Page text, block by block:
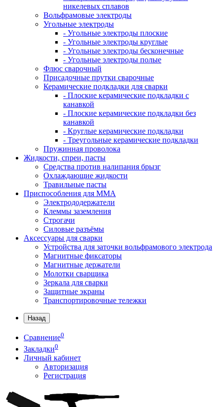
никелевых сплавов
Вольфрамовые электроды
Угольные электроды
- Угольные электроды плоские
- Угольные электроды круглые
- Угольные электроды бесконечные
- Угольные электроды полые
Флюс сварочный
Присадочные прутки сварочные
Керамические подкладки для сварки
- Плоские керамические подкладки с
канавкой
- Плоские керамические подкладки без
канавкой
- Круглые керамические подкладки
- Треугольные керамические подкладки
Пружинная проволока
Жидкости, спреи, пасты
Средства против налипания брызг
Охлаждающие жидкости
Травильные пасты
Приспособления для ММА
Электрододержатели
Клеммы заземления
Строгачи
Силовые разъёмы
Аксессуары для сварки
Устройства для заточки вольфрамового электрода
Магнитные фиксаторы
Магнитные держатели
Молотки сварщика
Зеркала для сварки
Защитные экраны
Транспортировочные тележки
Назад
Сравнение0
Закладки0
Личный кабинет
Авторизация
Регистрация